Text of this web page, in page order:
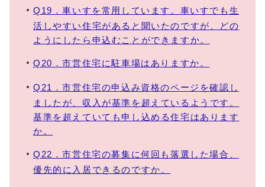
Q19．車いすを常用しています。車いすでも生
活しやすい住宅があると聞いたのですが、どの
ようにしたら申込むことができますか。
Q20．市営住宅に駐車場はありますか。
Q21．市営住宅の申込み資格のページを確認し
ましたが、収入が基準を超えているようです。
基準を超えていても申し込める住宅はあります
か。
Q22．市営住宅の募集に何回も落選した場合、
優先的に入居できるのですか。